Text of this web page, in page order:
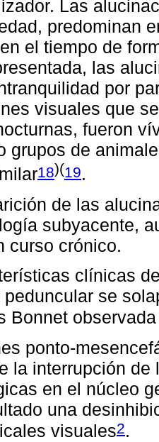
Las
predominan
el tiempo de
las
por
visuales que
fueron
grupos de
18)(19.
de las
subyacente,
curso crónico.
clínicas
se
Bonnet
ponto-
la interrupción
en el núcleo
una
visuales2.